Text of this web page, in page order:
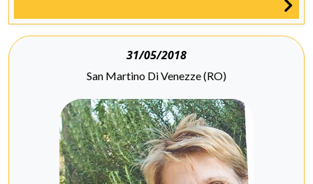
31/05/2018
San Martino Di Venezze (RO)